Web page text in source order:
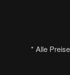
* Alle